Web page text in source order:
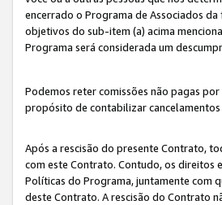
encerrado o Programa de Associados
objetivos do sub-item (a) acima
Programa será considerada um
Podemos reter comissões não pagas
propósito de contabilizar cancelamentos
Após a rescisão do presente Contrato,
com este Contrato. Contudo, os direitos
Políticas do Programa, juntamente com
deste Contrato. A rescisão do Contrato